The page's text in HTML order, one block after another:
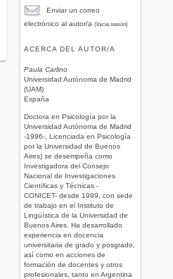
Enviar un correo
electrónico al autor/a (Inicie sesión)
ACERCA DEL AUTOR/A
Paula Carlino
Universidad Autónoma de Madrid
(UAM)
España
Doctora en Psicología por la
Universidad Autónoma de Madrid
-1996-, Licenciada en Psicología
por la Universidad de Buenos
Aires) se desempeña como
Investigadora del Consejo
Nacional de Investigaciones
Científicas y Técnicas -
CONICET- desde 1999, con sede
de trabajo en el Instituto de
Lingüística de la Universidad de
Buenos Aires. Ha desarrollado
experiencia en docencia
universitaria de grado y posgrado,
así como en acciones de
formación de docentes y otros
profesionales, tanto en Argentina